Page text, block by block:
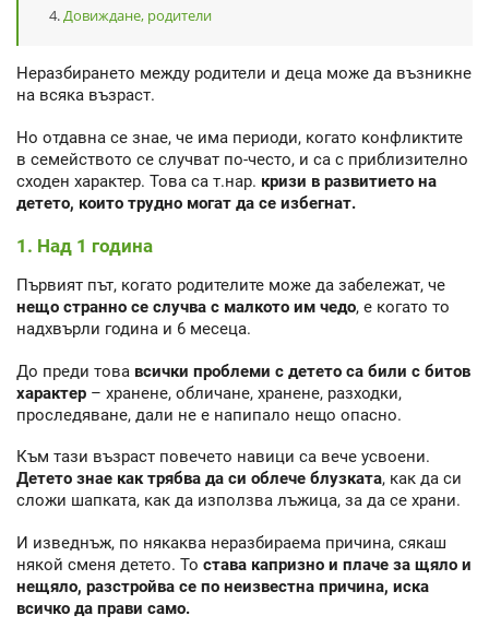
Довиждане, родители
Неразбирането между родители и деца може да възникне
на всяка възраст.
Но отдавна се знае, че има периоди, когато конфликтите
в семейството се случват по-често, и са с приблизително
сходен характер. Това са т.нар. кризи в развитието на
детето, които трудно могат да се избегнат.
1. Над 1 година
Първият път, когато родителите може да забележат, че
нещо странно се случва с малкото им чедо, е когато то
надхвърли година и 6 месеца.
До преди това всички проблеми с детето са били с битов
характер – хранене, обличане, хранене, разходки,
проследяване, дали не е напипало нещо опасно.
Към тази възраст повечето навици са вече усвоени.
Детето знае как трябва да си облече блузката, как да си
сложи шапката, как да използва лъжица, за да се храни.
И изведнъж, по някаква неразбираема причина, сякаш
някой сменя детето. То става капризно и плаче за щяло и
нещяло, разстройва се по неизвестна причина, иска
всичко да прави само.